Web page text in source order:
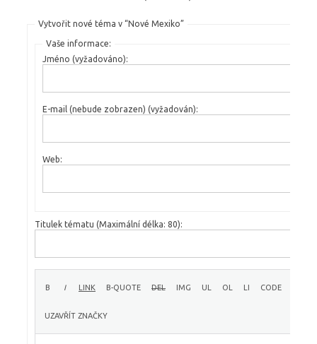
Vytvořit nové téma v “Nové Mexiko”
Vaše informace:
Jméno (vyžadováno):
E-mail (nebude zobrazen) (vyžadován):
Web:
Titulek tématu (Maximální délka: 80):